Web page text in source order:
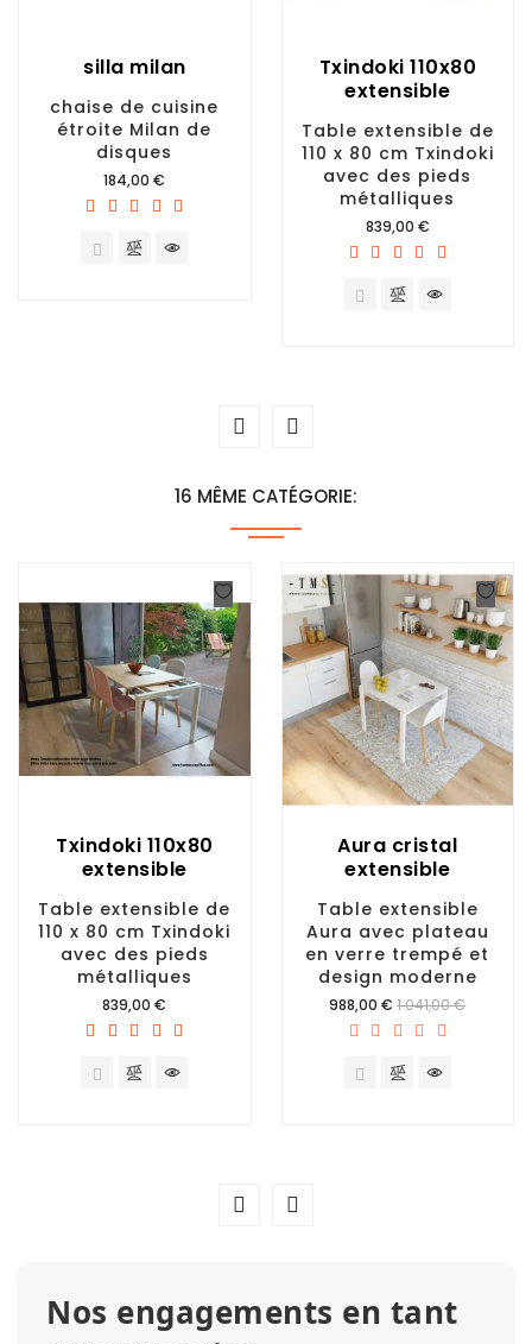
silla milan
chaise de cuisine
étroite Milan de
disques
Prix
184,00 €
Txindoki 110x80
extensible
Table extensible de
110 x 80 cm Txindoki
avec des pieds
métalliques
Prix
839,00 €
16 MÊME CATÉGORIE:
Txindoki 110x80
extensible
Table extensible de
110 x 80 cm Txindoki
avec des pieds
métalliques
Prix
839,00 €
Aura cristal
extensible
Table extensible
Aura avec plateau
en verre trempé et
design moderne
Prix
988,00 € 1 041,00 €
Nos engagements en tant